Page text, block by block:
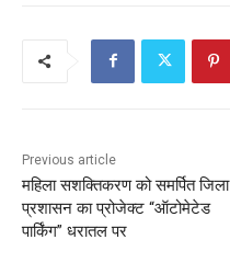
Previous article
महिला सशक्तिकरण को समर्पित जिला
प्रशासन का प्रोजेक्ट “ऑटोमेटेड
पार्किंग” धरातल पर